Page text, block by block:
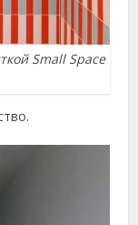
Small Space